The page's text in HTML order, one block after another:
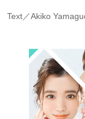
Text／Akiko